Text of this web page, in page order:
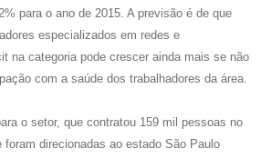
para o ano de 2015. A previsão é de que
especializados em redes e
na categoria pode crescer ainda mais se não
com a saúde dos trabalhadores da área.
o setor, que contratou 159 mil pessoas no
foram direcionadas ao estado São Paulo